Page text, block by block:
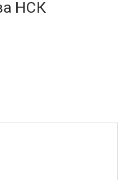
пн-пт
НСК